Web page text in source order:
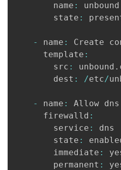
        name
:
unbound
        state
:
- name :
Create
      template
:
        src
: unbound .
        dest
: /etc/
- name :
Allow
      firewalld
:
        service
:
dns
        state
:
        immediate
:
        permanent
: